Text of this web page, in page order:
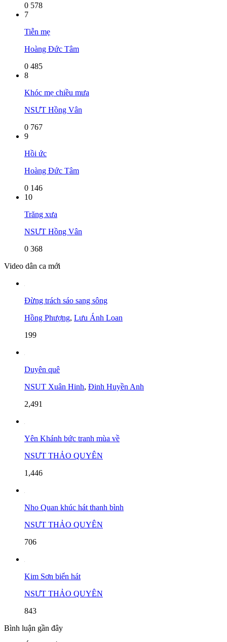
0 578
7
Tiễn mẹ
Hoàng Đức Tâm
0 485
8
Khóc mẹ chiều mưa
NSƯT Hồng Vân
0 767
9
Hồi ức
Hoàng Đức Tâm
0 146
10
Trăng xưa
NSƯT Hồng Vân
0 368
Video dân ca mới
Đừng trách sáo sang sông
Hồng Phượng, Lưu Ánh Loan
199
Duyên quê
NSUT Xuân Hinh, Đinh Huyền Anh
2,491
Yên Khánh bức tranh mùa về
NSƯT THẢO QUYÊN
1,446
Nho Quan khúc hát thanh bình
NSƯT THẢO QUYÊN
706
Kim Sơn biển hát
NSƯT THẢO QUYÊN
843
Bình luận gần đây